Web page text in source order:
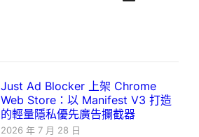
Just Ad Blocker 上架 Chrome
Web Store：以 Manifest V3 打造
的輕量隱私優先廣告攔截器
2026 年 7 月 28 日